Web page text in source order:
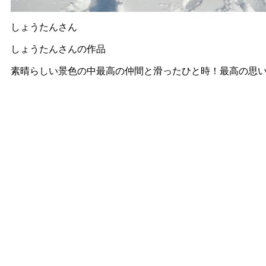
しょうたんさん
しょうたんさんの作品
素晴らしい景色の中最高の仲間と滑ったひと時！最高の思